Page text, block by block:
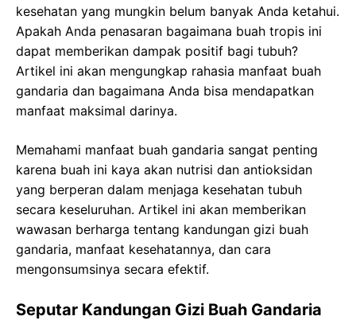
kesehatan yang mungkin belum banyak Anda ketahui.
Apakah Anda penasaran bagaimana buah tropis ini
dapat memberikan dampak positif bagi tubuh?
Artikel ini akan mengungkap rahasia manfaat buah
gandaria dan bagaimana Anda bisa mendapatkan
manfaat maksimal darinya.
Memahami manfaat buah gandaria sangat penting
karena buah ini kaya akan nutrisi dan antioksidan
yang berperan dalam menjaga kesehatan tubuh
secara keseluruhan. Artikel ini akan memberikan
wawasan berharga tentang kandungan gizi buah
gandaria, manfaat kesehatannya, dan cara
mengonsumsinya secara efektif.
Seputar Kandungan Gizi Buah Gandaria